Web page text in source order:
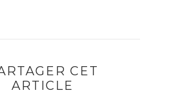
CET
ARTICLE